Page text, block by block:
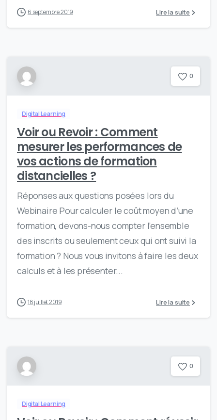
6 septembre 2019 Lire la suite
0
Digital Learning
Voir ou Revoir : Comment
mesurer les performances de
vos actions de formation
distancielles ?
Réponses aux questions posées lors du
Webinaire Pour calculer le coût moyen d’une
formation, devons-nous compter l’ensemble
des inscrits ou seulement ceux qui ont suivi la
formation ? Nous vous invitons à faire les deux
calculs et à les présenter...
18 juillet 2019 Lire la suite
0
Digital Learning